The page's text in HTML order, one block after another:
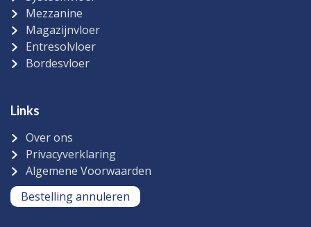
Mezzanine
Magazijnvloer
Entresolvloer
Bordesvloer
Links
Over ons
Privacyverklaring
Algemene Voorwaarden
Bestelling annuleren